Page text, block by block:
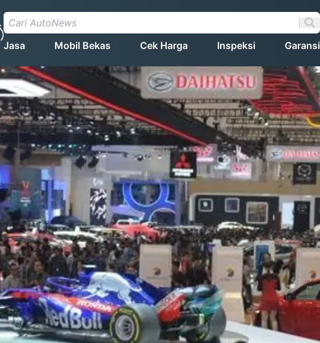
Jasa Mobil Bekas Cek Harga Inspeksi Garansi